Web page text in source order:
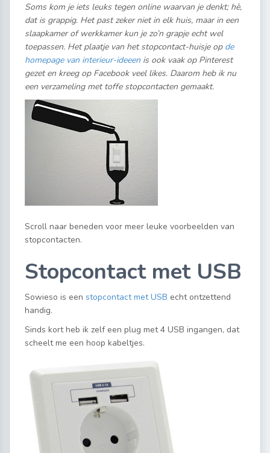
Soms kom je iets leuks tegen online waarvan je denkt; hè,
dat is grappig. Het past zeker niet in elk huis, maar in een
slaapkamer of werkkamer kun je zo’n grapje echt wel
toepassen. Het plaatje van het stopcontact-huisje op de
homepage van interieur-ideeen is ook vaak op Pinterest
gezet en kreeg op Facebook veel likes. Daarom heb ik nu
een verzameling met toffe stopcontacten gemaakt.
Scroll naar beneden voor meer leuke voorbeelden van
stopcontacten.
Stopcontact met USB
Sowieso is een stopcontact met USB echt ontzettend
handig.
Sinds kort heb ik zelf een plug met 4 USB ingangen, dat
scheelt me een hoop kabeltjes.